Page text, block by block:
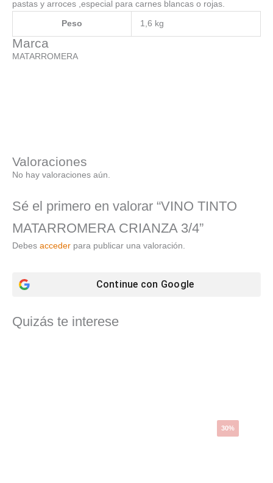
pastas y arroces ,especial para carnes blancas o rojas.
Peso 1,6 kg
Marca
MATARROMERA
Valoraciones
No hay valoraciones aún.
Sé el primero en valorar “VINO TINTO
MATARROMERA CRIANZA 3/4”
Debes acceder para publicar una valoración.
Continue con Google
Quizás te interese
30%